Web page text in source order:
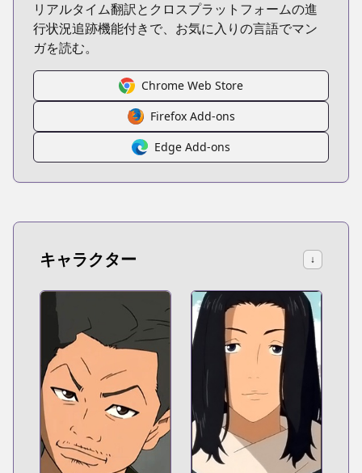
リアルタイム翻訳とクロスプラットフォームの進
行状況追跡機能付きで、お気に入りの言語でマン
ガを読む。
Chrome Web Store
Firefox Add-ons
Edge Add-ons
キャラクター ↓